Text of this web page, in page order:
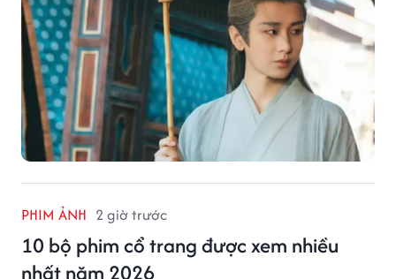
PHIM ẢNH 2 giờ trước
10 bộ phim cổ trang được xem nhiều
nhất năm 2026